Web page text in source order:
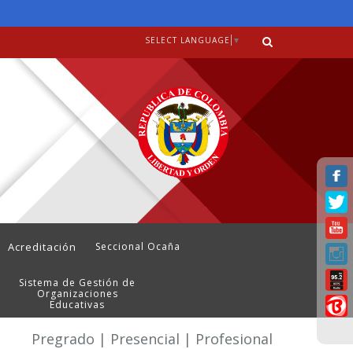
SELECT LANGUAGE ▼
Acreditación Seccional Ocaña
Sistema de Gestión de
Organizaciones
Educativas
Pregrado | Presencial | Profesional